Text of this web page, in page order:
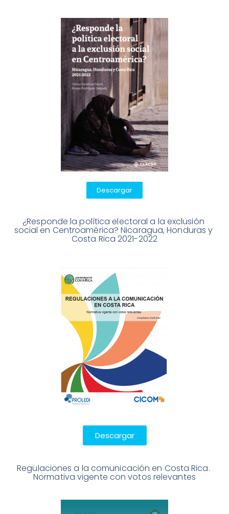
Descargar
¿Responde la política electoral a la exclusión
social en Centroamérica? Nicaragua, Honduras y
Costa Rica 2021-2022
Descargar
Regulaciones a la comunicación en Costa Rica.
Normativa vigente con votos relevantes